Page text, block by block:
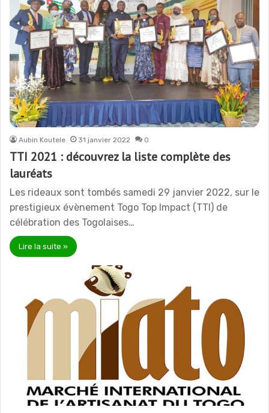
Aubin Koutele 31 janvier 2022 0
TTI 2021 : découvrez la liste complète des
lauréats
Les rideaux sont tombés samedi 29 janvier 2022, sur le
prestigieux évènement Togo Top Impact (TTI) de
célébration des Togolaises…
Lire la suite »